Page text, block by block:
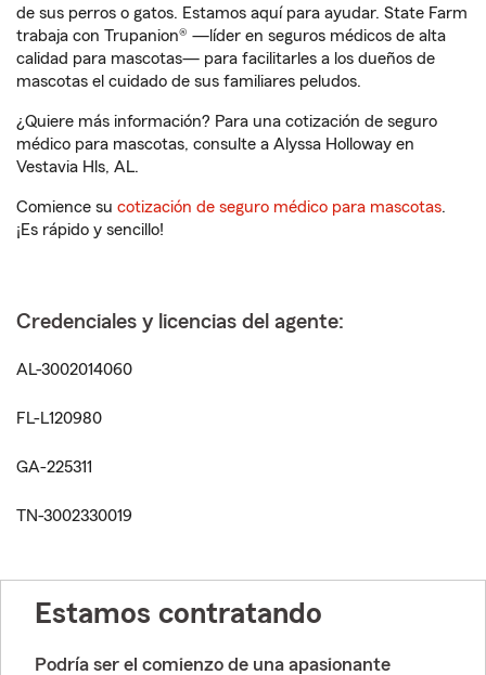
de sus perros o gatos. Estamos aquí para ayudar. State Farm
trabaja con Trupanion® —líder en seguros médicos de alta
calidad para mascotas— para facilitarles a los dueños de
mascotas el cuidado de sus familiares peludos.
¿Quiere más información? Para una cotización de seguro
médico para mascotas, consulte a Alyssa Holloway en
Vestavia Hls, AL.
Comience su cotización de seguro médico para mascotas.
¡Es rápido y sencillo!
Credenciales y licencias del agente:
AL-3002014060
FL-L120980
GA-225311
TN-3002330019
Estamos contratando
Podría ser el comienzo de una apasionante